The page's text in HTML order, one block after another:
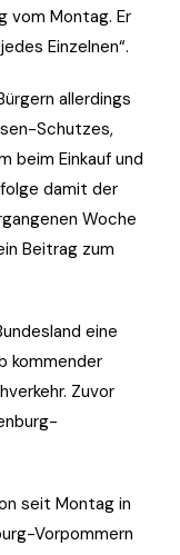
vom Montag. Er
Einzelnen“.
allerdings
Schutzes,
beim Einkauf und
damit der
Woche
Beitrag zum
eine
kommender
Zuvor
seit Montag in
Vorpommern